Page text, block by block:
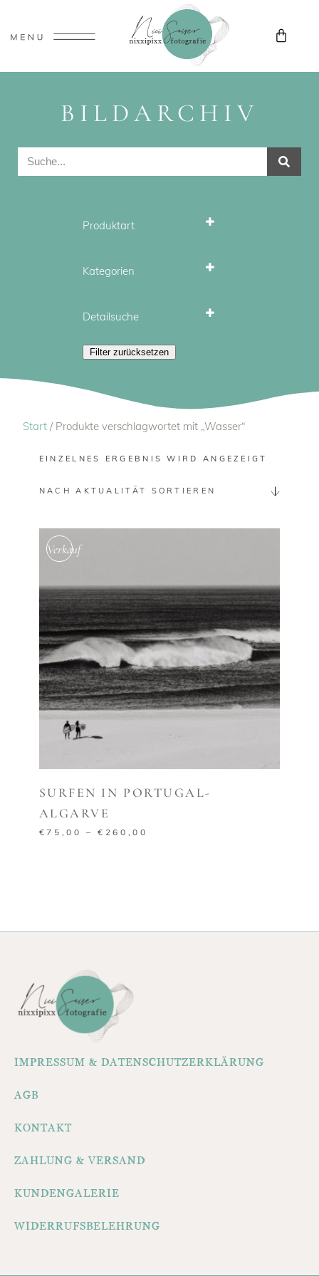
BILDARCHIV
Produktart
Wandbilder
Kategorien
Outdoor & Action
Sommer
Detailsuche
Wasser
Filter zurücksetzen
Start / Produkte verschlagwortet mit „Wasser“
EINZELNES ERGEBNIS WIRD ANGEZEIGT
NACH AKTUALITÄT SORTIEREN
Verkauf
SURFEN IN PORTUGAL-
ALGARVE
€75,00 –€ 260,00
IMPRESSUM & DATENSCHUTZERKLÄRUNG
AGB
KONTAKT
ZAHLUNG & VERSAND
KUNDENGALERIE
WIDERRUFSBELEHRUNG